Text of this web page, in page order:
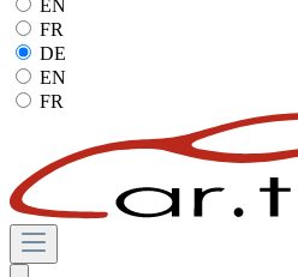
EN
FR
DE
EN
FR